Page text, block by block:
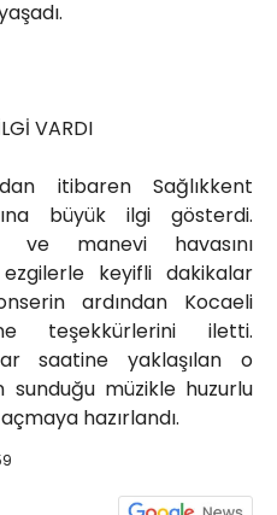
VARDI
itibaren Sağlıkkent
büyük ilgi gösterdi.
ve manevi havasını
keyifli dakikalar
ardından Kocaeli
teşekkürlerini iletti.
saatine yaklaşılan o
sunduğu müzikle huzurlu
hazırlandı.